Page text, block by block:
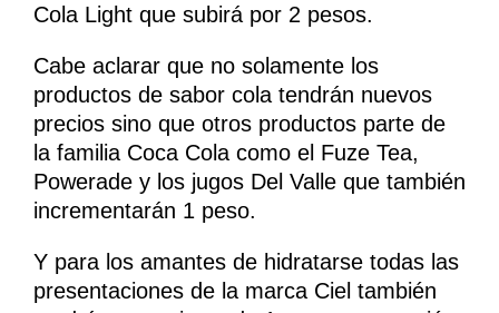
Cola Light que subirá por 2 pesos.
Cabe aclarar que no solamente los
productos de sabor cola tendrán nuevos
precios sino que otros productos parte de
la familia Coca Cola como el Fuze Tea,
Powerade y los jugos Del Valle que también
incrementarán 1 peso.
Y para los amantes de hidratarse todas las
presentaciones de la marca Ciel también